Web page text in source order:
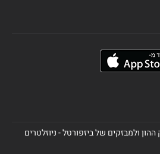
ולמבזקים של ביזפורטל - ניוזלטרים